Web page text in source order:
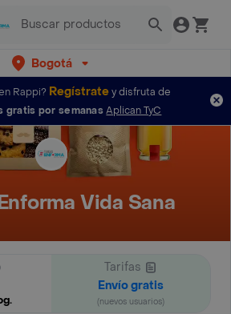
Bogotá
Rappi? Regístratey disfruta de
gratis por semanas Aplican TyC
Vida Sana
Tarifas
Envío gratis
(nuevos usuarios)